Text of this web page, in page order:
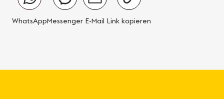
WhatsAppMessenger E-Mail Link kopieren